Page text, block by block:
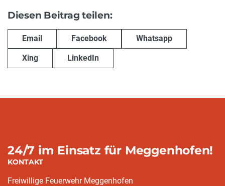
Diesen Beitrag teilen:
Email Facebook Whatsapp
Xing LinkedIn
24/7 im Einsatz für Meggenhofen!
KONTAKT
Freiwillige Feuerwehr Meggenhofen